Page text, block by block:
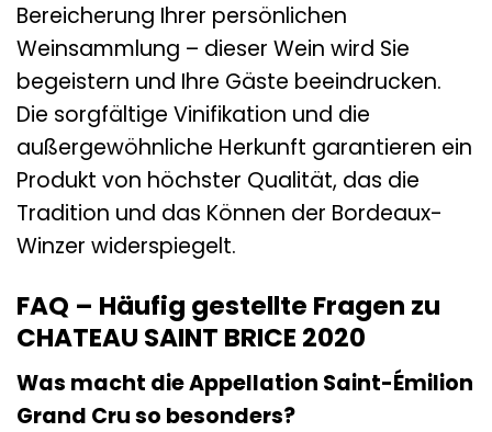
Bereicherung Ihrer persönlichen
Weinsammlung – dieser Wein wird Sie
begeistern und Ihre Gäste beeindrucken.
Die sorgfältige Vinifikation und die
außergewöhnliche Herkunft garantieren ein
Produkt von höchster Qualität, das die
Tradition und das Können der Bordeaux-
Winzer widerspiegelt.
FAQ – Häufig gestellte Fragen zu
CHATEAU SAINT BRICE 2020
Was macht die Appellation Saint-Émilion
Grand Cru so besonders?